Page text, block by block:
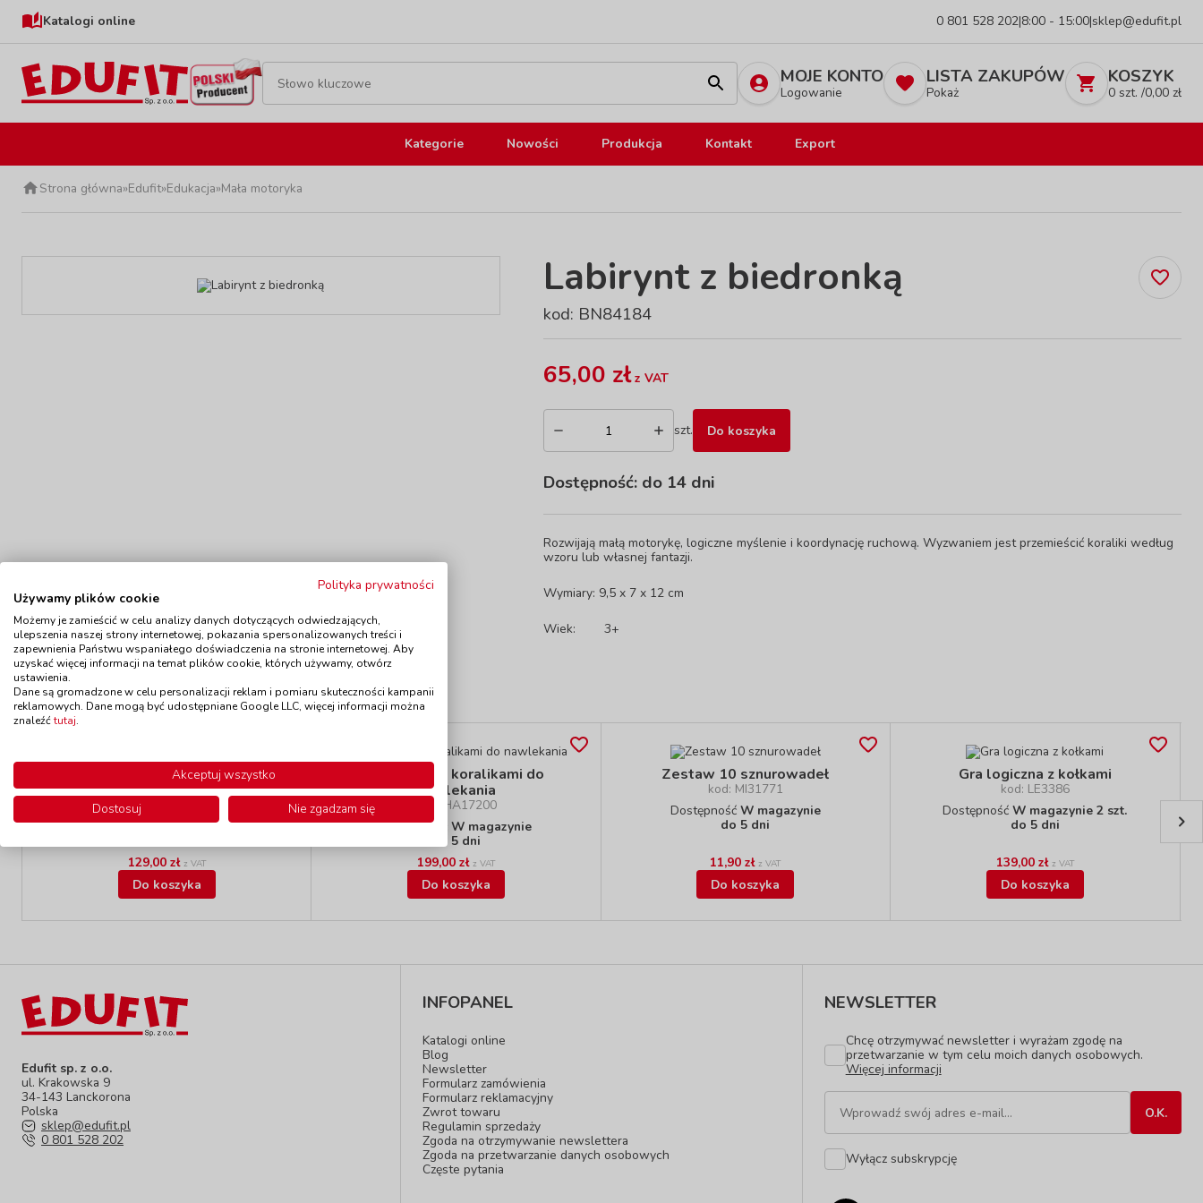
Katalogi online 0 801 528 202|8:00 - 15:00|sklep@edufit.pl
MOJE KONTO
Logowanie
LISTA ZAKUPÓW
Pokaż
KOSZYK
0 szt. /0,00 zł
Kategorie Nowości Produkcja Kontakt Export
Strona główna»Edufit»Edukacja»Mała motoryka
Labirynt z biedronką
kod: BN84184
65,00 złz VAT
szt. Do koszyka
Dostępność: do 14 dni
Rozwijają małą motorykę, logiczne myślenie i koordynację ruchową. Wyzwaniem jest przemieścić koraliki według
wzoru lub własnej fantazji.
Wymiary: 9,5 x 7 x 12 cm
Wiek: 3+
Polecamy
Koraliki - małe
kod: VN41341
Dostępność
129,00 zł z VAT
Do koszyka
Wiaderko z koralikami do
nawlekania
kod: HA17200
Dostępność W magazynie
do 5 dni
199,00 zł z VAT
Do koszyka
Zestaw 10 sznurowadeł
kod: MI31771
Dostępność W magazynie
do 5 dni
11,90 zł z VAT
Do koszyka
Gra logiczna z kołkami
kod: LE3386
DostępnośćW magazynie 2 szt.
do 5 dni
139,00 zł z VAT
Do koszyka
Edufit sp. z o.o.
ul. Krakowska 9
34-143 Lanckorona
Polska
sklep@edufit.pl
0 801 528 202
INFOPANEL
Katalogi online
Blog
Newsletter
Formularz zamówienia
Formularz reklamacyjny
Zwrot towaru
Regulamin sprzedaży
Zgoda na otrzymywanie newslettera
Zgoda na przetwarzanie danych osobowych
Częste pytania
NEWSLETTER
Chcę otrzymywać newsletter i wyrażam zgodę na
przetwarzanie w tym celu moich danych osobowych.
Więcej informacji
Wyłącz subskrypcję
Polityka prywatności
Używamy plików cookie
Możemy je zamieścić w celu analizy danych dotyczących odwiedzających,
ulepszenia naszej strony internetowej, pokazania spersonalizowanych treści i
zapewnienia Państwu wspaniałego doświadczenia na stronie internetowej. Aby
uzyskać więcej informacji na temat plików cookie, których używamy, otwórz
ustawienia.
Dane są gromadzone w celu personalizacji reklam i pomiaru skuteczności kampanii
reklamowych. Dane mogą być udostępniane Google LLC, więcej informacji można
znaleźćtutaj.
Akceptuj wszystko
Dostosuj
Nie zgadzam się